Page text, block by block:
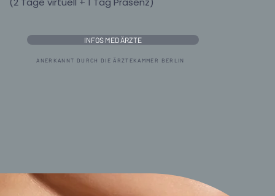
INFOS MED ÄRZTE
ANERKANNT DURCH DIE ÄRZTEKAMMER BERLIN